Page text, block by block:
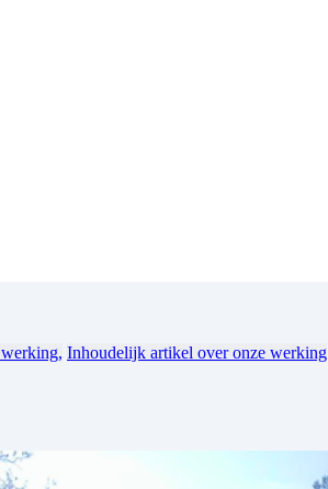
Inhoudelijk artikel over onze werking